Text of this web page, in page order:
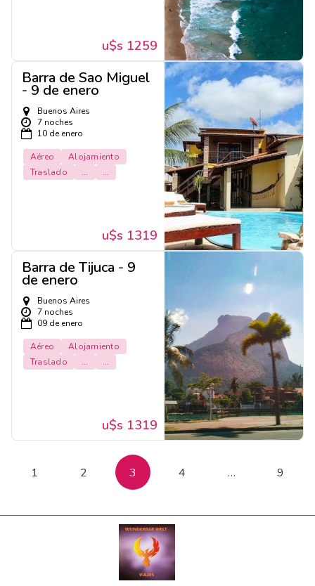
u$s 1259
Barra de Sao Miguel
- 9 de enero
Buenos Aires
7 noches
10 de enero
Aéreo
Alojamiento
Traslado
... ...
u$s 1319
Barra de Tijuca - 9
de enero
Buenos Aires
7 noches
09 de enero
Aéreo
Alojamiento
Traslado
... ...
u$s 1319
1 2 3 4 … 9